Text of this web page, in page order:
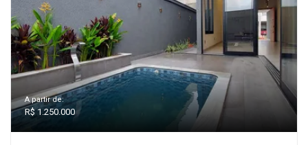
A partir de:
R$ 1.250.000